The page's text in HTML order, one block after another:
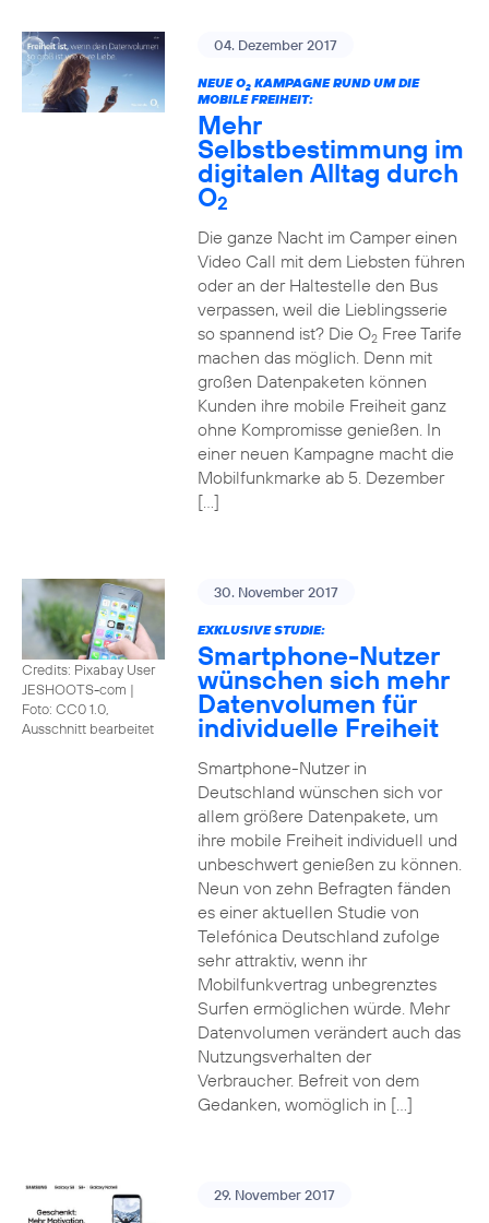
04. Dezember 2017
NEUE O2KAMPAGNE RUND UM DIE
MOBILE FREIHEIT:
Mehr
Selbstbestimmung im
digitalen Alltag durch
O2
Die ganze Nacht im Camper einen
Video Call mit dem Liebsten führen
oder an der Haltestelle den Bus
verpassen, weil die Lieblingsserie
so spannend ist? Die O2Free Tarife
machen das möglich. Denn mit
großen Datenpaketen können
Kunden ihre mobile Freiheit ganz
ohne Kompromisse genießen. In
einer neuen Kampagne macht die
Mobilfunkmarke ab 5. Dezember
[…]
Credits: Pixabay User
JESHOOTS-com |
Foto: CC0 1.0,
Ausschnitt bearbeitet
30. November 2017
EXKLUSIVE STUDIE:
Smartphone-Nutzer
wünschen sich mehr
Datenvolumen für
individuelle Freiheit
Smartphone-Nutzer in
Deutschland wünschen sich vor
allem größere Datenpakete, um
ihre mobile Freiheit individuell und
unbeschwert genießen zu können.
Neun von zehn Befragten fänden
es einer aktuellen Studie von
Telefónica Deutschland zufolge
sehr attraktiv, wenn ihr
Mobilfunkvertrag unbegrenztes
Surfen ermöglichen würde. Mehr
Datenvolumen verändert auch das
Nutzungsverhalten der
Verbraucher. Befreit von dem
Gedanken, womöglich in […]
29. November 2017